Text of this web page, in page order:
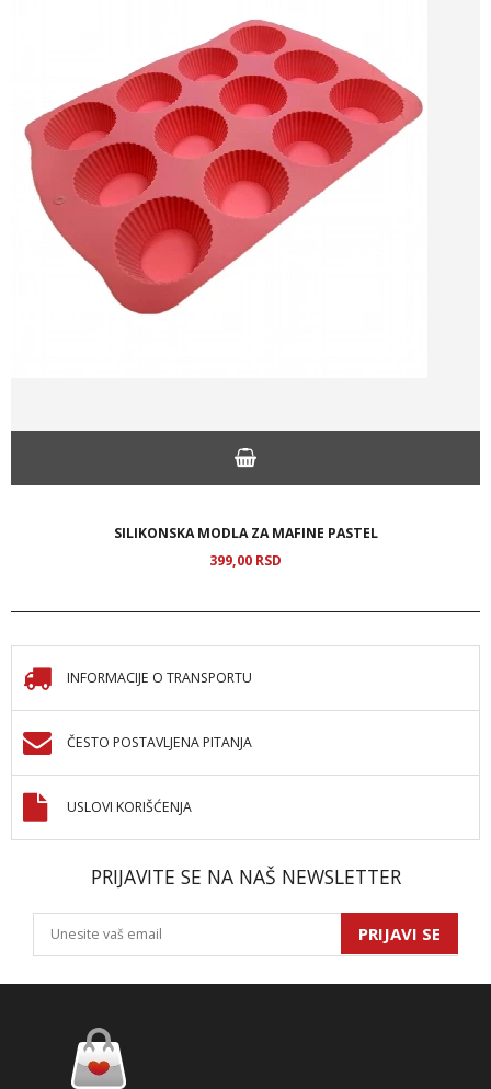
SILIKONSKA MODLA ZA MAFINE PASTEL
399,00 RSD
INFORMACIJE O TRANSPORTU
ČESTO POSTAVLJENA PITANJA
USLOVI KORIŠĆENJA
PRIJAVITE SE NA NAŠ NEWSLETTER
PRIJAVI SE